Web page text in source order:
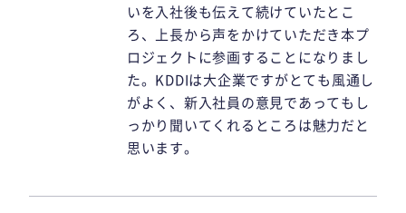
いを入社後も伝えて続けていたとこ
ろ、上長から声をかけていただき本プ
ロジェクトに参画することになりまし
た。KDDIは大企業ですがとても風通し
がよく、新入社員の意見であってもし
っかり聞いてくれるところは魅力だと
思います。